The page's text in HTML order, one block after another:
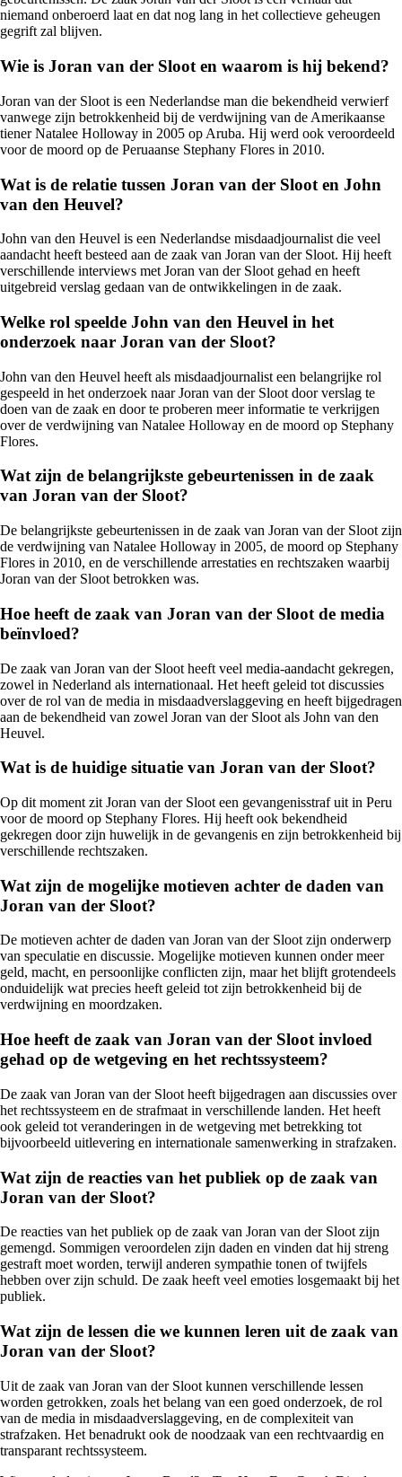
niemand onberoerd laat en dat nog lang in het collectieve geheugen
gegrift zal blijven.
Wie is Joran van der Sloot en waarom is hij bekend?
Joran van der Sloot is een Nederlandse man die bekendheid verwierf
vanwege zijn betrokkenheid bij de verdwijning van de Amerikaanse
tiener Natalee Holloway in 2005 op Aruba. Hij werd ook veroordeeld
voor de moord op de Peruaanse Stephany Flores in 2010.
Wat is de relatie tussen Joran van der Sloot en John
van den Heuvel?
John van den Heuvel is een Nederlandse misdaadjournalist die veel
aandacht heeft besteed aan de zaak van Joran van der Sloot. Hij heeft
verschillende interviews met Joran van der Sloot gehad en heeft
uitgebreid verslag gedaan van de ontwikkelingen in de zaak.
Welke rol speelde John van den Heuvel in het
onderzoek naar Joran van der Sloot?
John van den Heuvel heeft als misdaadjournalist een belangrijke rol
gespeeld in het onderzoek naar Joran van der Sloot door verslag te
doen van de zaak en door te proberen meer informatie te verkrijgen
over de verdwijning van Natalee Holloway en de moord op Stephany
Flores.
Wat zijn de belangrijkste gebeurtenissen in de zaak
van Joran van der Sloot?
De belangrijkste gebeurtenissen in de zaak van Joran van der Sloot zijn
de verdwijning van Natalee Holloway in 2005, de moord op Stephany
Flores in 2010, en de verschillende arrestaties en rechtszaken waarbij
Joran van der Sloot betrokken was.
Hoe heeft de zaak van Joran van der Sloot de media
beïnvloed?
De zaak van Joran van der Sloot heeft veel media-aandacht gekregen,
zowel in Nederland als internationaal. Het heeft geleid tot discussies
over de rol van de media in misdaadverslaggeving en heeft bijgedragen
aan de bekendheid van zowel Joran van der Sloot als John van den
Heuvel.
Wat is de huidige situatie van Joran van der Sloot?
Op dit moment zit Joran van der Sloot een gevangenisstraf uit in Peru
voor de moord op Stephany Flores. Hij heeft ook bekendheid
gekregen door zijn huwelijk in de gevangenis en zijn betrokkenheid bij
verschillende rechtszaken.
Wat zijn de mogelijke motieven achter de daden van
Joran van der Sloot?
De motieven achter de daden van Joran van der Sloot zijn onderwerp
van speculatie en discussie. Mogelijke motieven kunnen onder meer
geld, macht, en persoonlijke conflicten zijn, maar het blijft grotendeels
onduidelijk wat precies heeft geleid tot zijn betrokkenheid bij de
verdwijning en moordzaken.
Hoe heeft de zaak van Joran van der Sloot invloed
gehad op de wetgeving en het rechtssysteem?
De zaak van Joran van der Sloot heeft bijgedragen aan discussies over
het rechtssysteem en de strafmaat in verschillende landen. Het heeft
ook geleid tot veranderingen in de wetgeving met betrekking tot
bijvoorbeeld uitlevering en internationale samenwerking in strafzaken.
Wat zijn de reacties van het publiek op de zaak van
Joran van der Sloot?
De reacties van het publiek op de zaak van Joran van der Sloot zijn
gemengd. Sommigen veroordelen zijn daden en vinden dat hij streng
gestraft moet worden, terwijl anderen sympathie tonen of twijfels
hebben over zijn schuld. De zaak heeft veel emoties losgemaakt bij het
publiek.
Wat zijn de lessen die we kunnen leren uit de zaak van
Joran van der Sloot?
Uit de zaak van Joran van der Sloot kunnen verschillende lessen
worden getrokken, zoals het belang van een goed onderzoek, de rol
van de media in misdaadverslaggeving, en de complexiteit van
strafzaken. Het benadrukt ook de noodzaak van een rechtvaardig en
transparant rechtssysteem.